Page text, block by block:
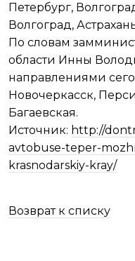
Петербург,
Волгоград,
По словам
области Инны
направлениями
Новочеркасск,
Багаевская.
Источник: http://
avtobuse-teper-
krasnodarskiy-kray/
Возврат к списку